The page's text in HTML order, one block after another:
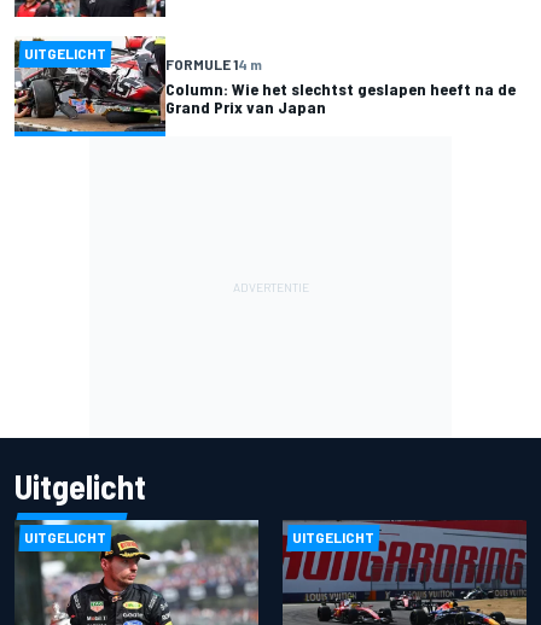
UITGELICHT
FORMULE 14 m
Column: Wie het slechtst geslapen heeft na de
Grand Prix van Japan
Uitgelicht
UITGELICHT UITGELICHT